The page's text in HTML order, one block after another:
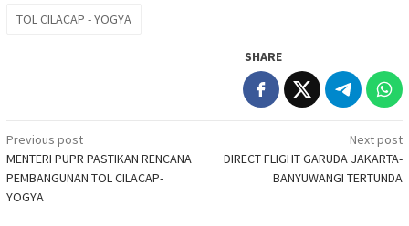
TOL CILACAP - YOGYA
SHARE
Post
navigation
Previous post
MENTERI PUPR PASTIKAN RENCANA
PEMBANGUNAN TOL CILACAP-
YOGYA
Next post
DIRECT FLIGHT GARUDA JAKARTA-
BANYUWANGI TERTUNDA